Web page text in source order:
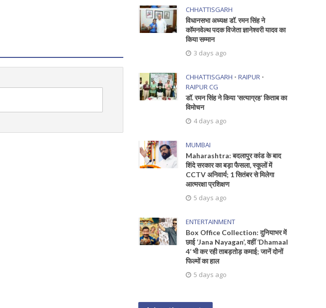
CHHATTISGARH
विधानसभा अध्यक्ष डॉ. रमन सिंह ने
कॉमनवेल्थ पदक विजेता ज्ञानेश्वरी यादव का
किया सम्मान
3 days ago
CHHATTISGARH • RAIPUR •
RAIPUR CG
डॉ. रमन सिंह ने किया ‘सत्याग्रह‘ किताब का
विमोचन
4 days ago
MUMBAI
Maharashtra: बदलापुर कांड के बाद
शिंदे सरकार का बड़ा फैसला, स्कूलों में
CCTV अनिवार्य; 1 सितंबर से मिलेगा
आत्मरक्षा प्रशिक्षण
5 days ago
ENTERTAINMENT
Box Office Collection: दुनियाभर में
छाई ‘Jana Nayagan’, वहीं ‘Dhamaal
4’ भी कर रही ताबड़तोड़ कमाई; जानें दोनों
फिल्मों का हाल
5 days ago